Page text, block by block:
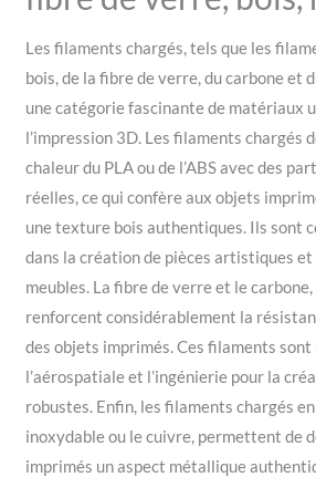
Les filaments chargés, tels que les
bois, de la fibre de verre, du carbone et
une catégorie fascinante de matériaux
l’impression 3D. Les filaments chargés
chaleur du PLA ou de l’ABS avec des
réelles, ce qui confère aux objets
une texture bois authentiques. Ils sont
dans la création de pièces artistiques
meubles. La fibre de verre et le carbone,
renforcent considérablement la
des objets imprimés. Ces filaments sont
l’aérospatiale et l’ingénierie pour la
robustes. Enfin, les filaments chargés
inoxydable ou le cuivre, permettent de
imprimés un aspect métallique